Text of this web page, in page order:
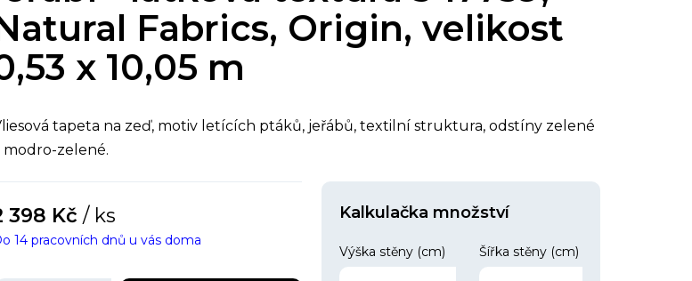
Fabrics, Origin, velikost
x 10,05 m
tapeta na zeď, motiv letících ptáků, jeřábů, textilní struktura, odstíny zelené
modro-zelené.
398 Kč/ ks
14 pracovních dnů u vás doma
Kalkulačka množství
Výška stěny (cm) Šířka stěny (cm)